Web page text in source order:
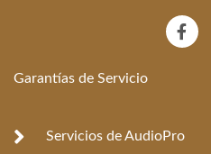
F
a
k
Garantías de Servicio
Servicios de AudioPro